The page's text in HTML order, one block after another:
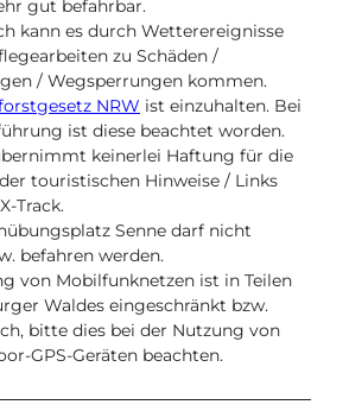
gut befahrbar.
kann es durch Wetterereignisse
zu Schäden /
/ Wegsperrungen kommen.
NRW ist einzuhalten. Bei
ist diese beachtet worden.
keinerlei Haftung für die
touristischen Hinweise / Links
Track.
Senne darf nicht
befahren werden.
von Mobilfunknetzen ist in Teilen
Waldes eingeschränkt bzw.
bitte dies bei der Nutzung von
GPS-Geräten beachten.